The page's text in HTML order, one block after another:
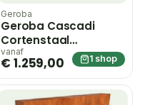
Geroba
Geroba Cascadi
Cortenstaal
Watervalelement
naast vijver 1250 x 250
x 1200 mm – bruin
vanaf
€ 1.259,00 1 shop